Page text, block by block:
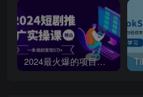
2024最火爆的项目短剧推广实操课，一条视频变现5万+【附软件工具】